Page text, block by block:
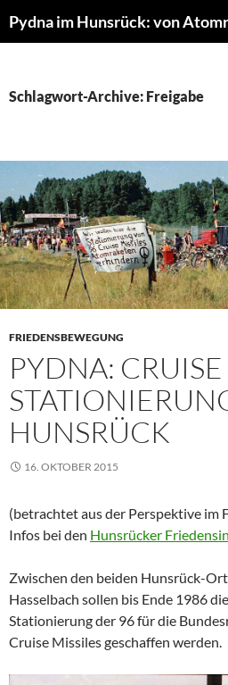
Schlagwort-Archive: Freigabe
FRIEDENSBEWEGUNG
PYDNA:
HUNSRÜCK
16. OKTOBER 2015
(betrachtet aus der Perspektive im
Infos bei den Hunsrücker
Zwischen den beiden Hunsrück-
Hasselbach sollen bis Ende 1986
Stationierung der 96 für die
Cruise Missiles geschaffen werden.